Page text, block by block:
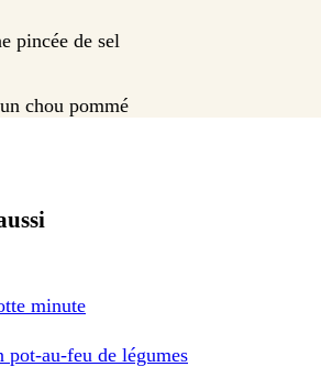
pincée de sel
chou pommé
minute
pot-au-feu de légumes